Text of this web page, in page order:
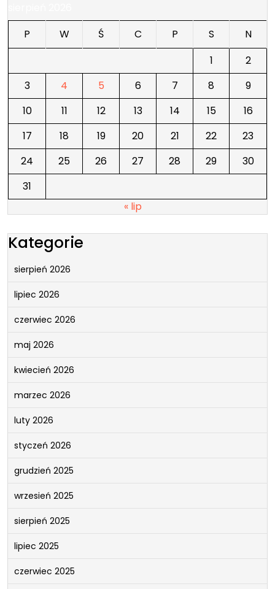
P
W Ś C P S
N
1
2
3
4 5 6 7 8
9
10
11 12 13 14 15
16
17
18 19 20 21 22
23
24
25 26 27 28 29
30
31
« lip
Kategorie
sierpień 2026
lipiec 2026
czerwiec 2026
maj 2026
kwiecień 2026
marzec 2026
luty 2026
styczeń 2026
grudzień 2025
wrzesień 2025
sierpień 2025
lipiec 2025
czerwiec 2025